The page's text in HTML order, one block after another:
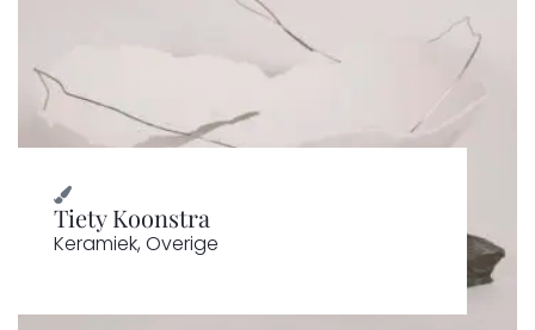
Tiety Koonstra
Keramiek, Overige